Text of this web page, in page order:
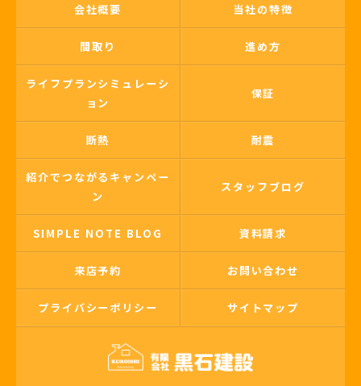
会社概要 当社の特徴
間取り 進め方
ライフプランシミュレーシ
ョン
保証
断熱 耐震
紹介でつながるキャンペー
ン
スタッフブログ
SIMPLE NOTE BLOG 資料請求
来店予約 お問い合わせ
プライバシーポリシー サイトマップ